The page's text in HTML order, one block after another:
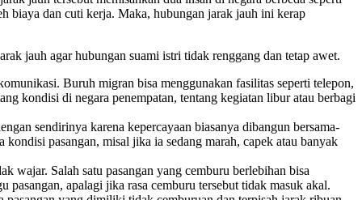
biaya dan cuti kerja. Maka, hubungan jarak jauh ini kerap
jauh agar hubungan suami istri tidak renggang dan tetap awet.
Buruh migran bisa menggunakan fasilitas seperti telepon,
kondisi di negara penempatan, tentang kegiatan libur atau berbagi
sendirinya karena kepercayaan biasanya dibangun bersama-
pasangan, misal jika ia sedang marah, capek atau banyak
wajar. Salah satu pasangan yang cemburu berlebihan bisa
pasangan, apalagi jika rasa cemburu tersebut tidak masuk akal.